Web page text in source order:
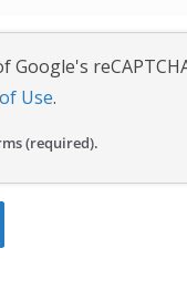
Google's
Use.
(required).